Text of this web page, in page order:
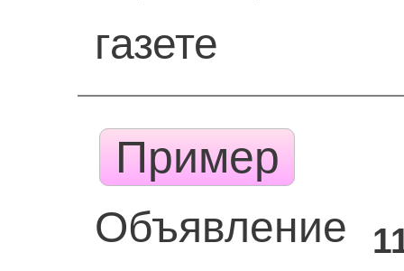
газете
Пример
Объявление